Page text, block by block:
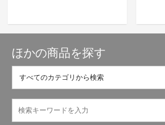
ほかの商品を探す